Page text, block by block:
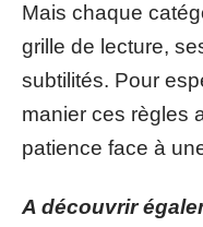
Mais chaque
grille de lecture,
subtilités. Pour
manier ces règles
patience face à
A découvrir